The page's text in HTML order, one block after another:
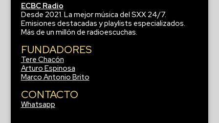
ECBC Radio
Desde 2021. La mejor música del SXX 24/7.
Emisiones destacadas y playlists especializados.
Más de un millón de radioescuchas.
FUNDADORES
Tere Chacón
Arturo Espinosa
Marco Antonio Brito
CONTACTO
Whatsapp